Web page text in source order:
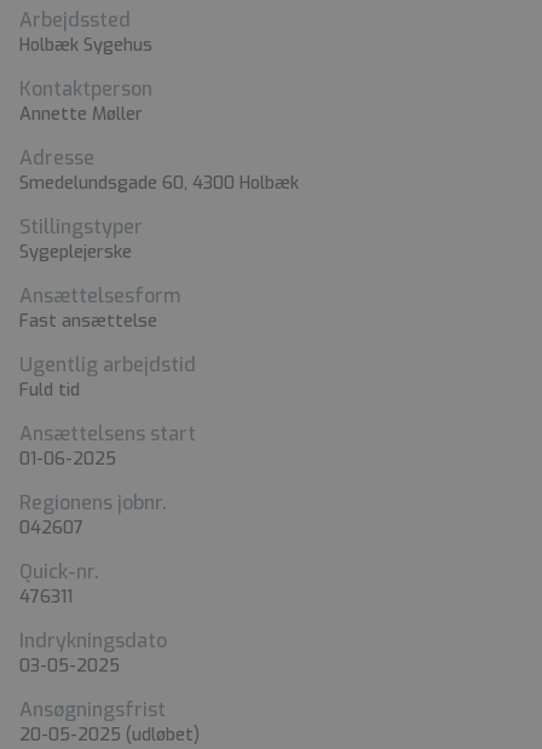
Arbejdssted
Holbæk Sygehus
Kontaktperson
Annette Møller
Adresse
Smedelundsgade 60, 4300 Holbæk
Stillingstyper
Sygeplejerske
Ansættelsesform
Fast ansættelse
Ugentlig arbejdstid
Fuld tid
Ansættelsens start
01-06-2025
Regionens jobnr.
042607
Quick-nr.
476311
Indrykningsdato
03-05-2025
Ansøgningsfrist
20-05-2025 (udløbet)